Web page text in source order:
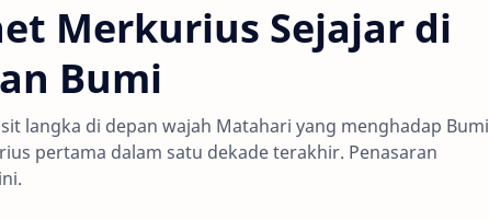
Merkurius Sejajar di
Bumi
langka di depan wajah Matahari yang menghadap Bumi
pertama dalam satu dekade terakhir. Penasaran